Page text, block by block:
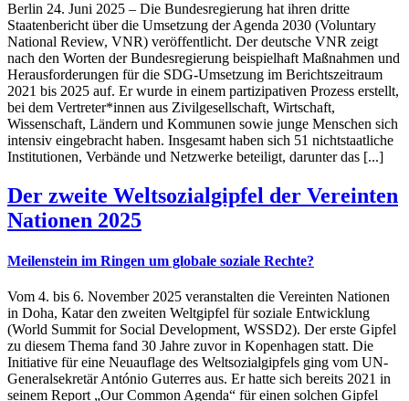
Berlin 24. Juni 2025 – Die Bundesregierung hat ihren dritte
Staatenbericht über die Umsetzung der Agenda 2030 (Voluntary
National Review, VNR) veröffentlicht. Der deutsche VNR zeigt
nach den Worten der Bundesregierung beispielhaft Maßnahmen und
Herausforderungen für die SDG-Umsetzung im Berichtszeitraum
2021 bis 2025 auf. Er wurde in einem partizipativen Prozess erstellt,
bei dem Vertreter*innen aus Zivilgesellschaft, Wirtschaft,
Wissenschaft, Ländern und Kommunen sowie junge Menschen sich
intensiv eingebracht haben. Insgesamt haben sich 51 nichtstaatliche
Institutionen, Verbände und Netzwerke beteiligt, darunter das [...]
Der zweite Weltsozialgipfel der Vereinten
Nationen 2025
Meilenstein im Ringen um globale soziale Rechte?
Vom 4. bis 6. November 2025 veranstalten die Vereinten Nationen
in Doha, Katar den zweiten Weltgipfel für soziale Entwicklung
(World Summit for Social Development, WSSD2). Der erste Gipfel
zu diesem Thema fand 30 Jahre zuvor in Kopenhagen statt. Die
Initiative für eine Neuauflage des Weltsozialgipfels ging vom UN-
Generalsekretär António Guterres aus. Er hatte sich bereits 2021 in
seinem Report „Our Common Agenda“ für einen solchen Gipfel